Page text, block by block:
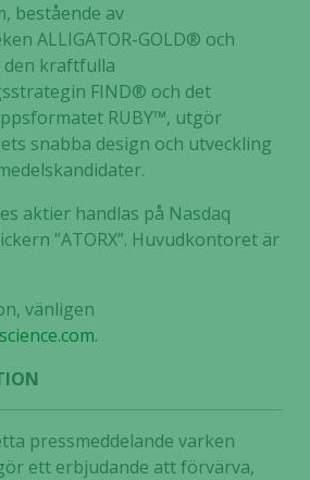
bestående av
ALLIGATOR-GOLD® och
den kraftfulla
FIND® och det
RUBY™, utgör
snabba design och utveckling
aktier handlas på Nasdaq
”ATORX”. Huvudkontoret är
vänligen
.
pressmeddelande varken
ett erbjudande att förvärva,
Nödvändiga
taget ska
fungera.